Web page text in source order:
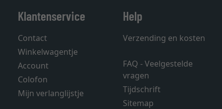
Klantenservice
Contact
Winkelwagentje
Account
Colofon
Mijn verlanglijstje
Help
Verzending en kosten
FAQ - Veelgestelde
vragen
Tijdschrift
Sitemap